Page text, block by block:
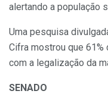
alertando a população
Uma pesquisa
Cifra mostrou que
com a legalização da
SENADO